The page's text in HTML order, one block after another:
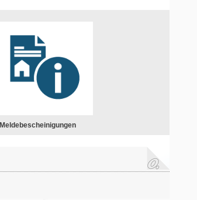
Meldebescheinigungen